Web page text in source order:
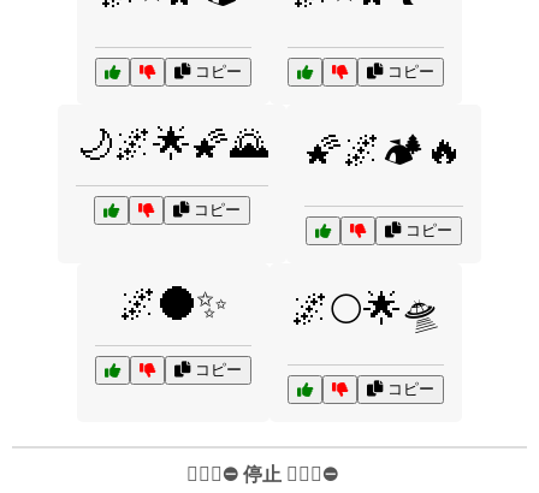
コピー コピー
🌙🌌🌟🌠🌄
コピー
🌠🌌🏕️🔥
コピー
🌌🌑✨
コピー
🌌🌕🌟🛸
コピー
✋🏻🛑⛔️ 停止 ✋🏻🛑⛔️